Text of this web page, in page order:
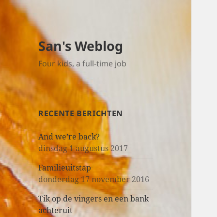
San's Weblog
Four kids, a full-time job
RECENTE BERICHTEN
And we’re back?
dinsdag 1 augustus 2017
Familieuitstap
donderdag 17 november 2016
Tik op de vingers en een bank
achteruit